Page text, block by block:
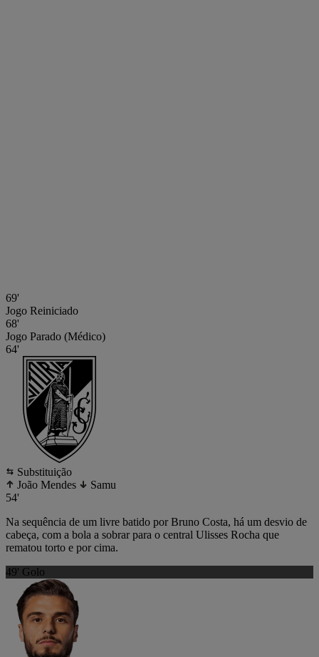
69'
Jogo Reiniciado
68'
Jogo Parado (Médico)
64'
Substituição
João Mendes
Samu
54'
Na sequência de um livre batido por Bruno Costa, há um desvio de
cabeça, com a bola a sobrar para o central Ulisses Rocha que
rematou torto e por cima.
49' Golo